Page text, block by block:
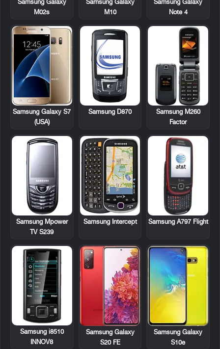
Samsung Galaxy
Note 4
Samsung Galaxy
M10
Samsung Galaxy
M02s
Samsung M260
Factor
Samsung D870
Samsung Galaxy S7
(USA)
Samsung A797 Flight
Samsung Intercept
Samsung Mpower
TV S239
Samsung Galaxy
S10e
Samsung Galaxy
S20 FE
Samsung i8510
INNOV8